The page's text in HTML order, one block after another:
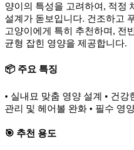
양이의 특성을 고려하여, 적정
설계가 돋보입니다. 건조하고
고양이에게 특히 추천하며, 전
균형 잡힌 영양을 제공합니다.
📦 주요 특징
• 실내묘 맞춤 영양 설계 • 건
관리 및 헤어볼 완화 • 필수 영
🎯 추천 용도